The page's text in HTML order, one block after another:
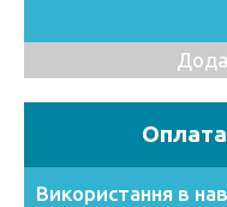
Використання в